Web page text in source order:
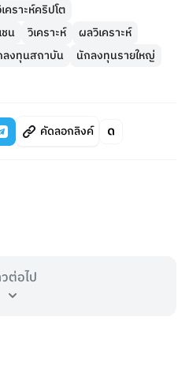
คราะห์คริปโต
ชน
วิเคราะห์
ผลวิเคราะห์
ลงทุนสถาบัน
นักลงทุนรายใหญ่
คัดลอกลิงค์
ต่อไป